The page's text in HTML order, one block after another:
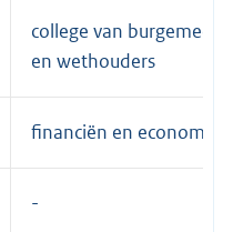
college van
en wethouders
financiën en economie